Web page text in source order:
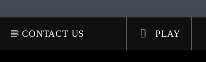
CONTACT US PLAY